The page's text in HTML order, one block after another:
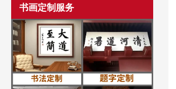
书画定制服务